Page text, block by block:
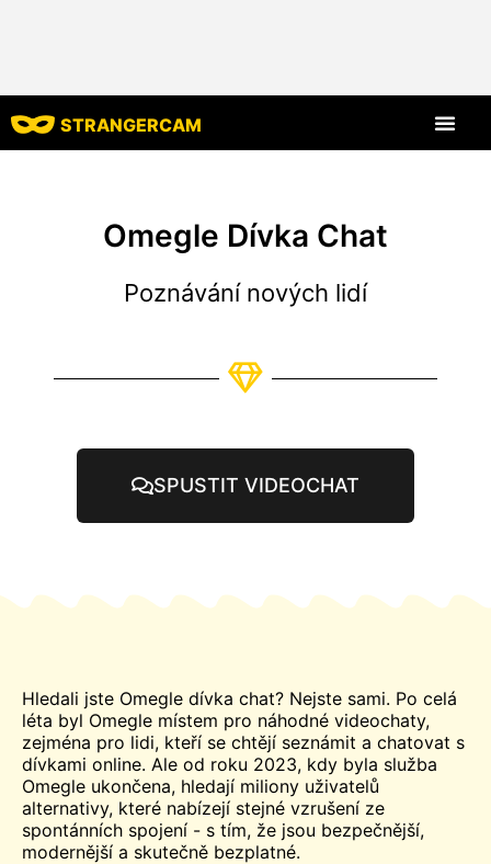
STRANGERCAM
Omegle Dívka Chat
Poznávání nových lidí
SPUSTIT VIDEOCHAT
Hledali jste Omegle dívka chat? Nejste sami. Po celá
léta byl Omegle místem pro náhodné videochaty,
zejména pro lidi, kteří se chtějí seznámit a chatovat s
dívkami online. Ale od roku 2023, kdy byla služba
Omegle ukončena, hledají miliony uživatelů
alternativy, které nabízejí stejné vzrušení ze
spontánních spojení - s tím, že jsou bezpečnější,
modernější a skutečně bezplatné.